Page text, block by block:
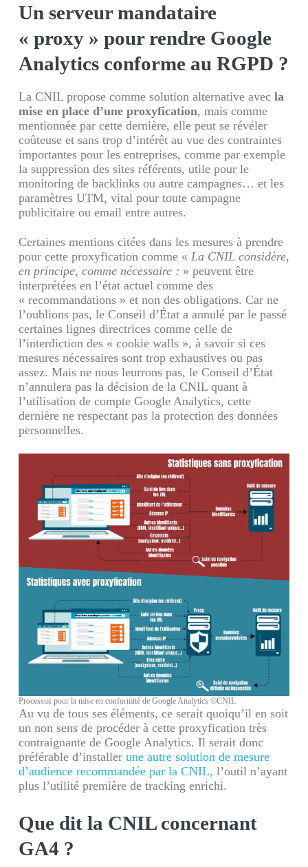
Un serveur mandataire
« proxy » pour rendre Google
Analytics conforme au RGPD ?
La CNIL propose comme solution alternative avec la
mise en place d’une proxyfication, mais comme
mentionnée par cette dernière, elle peut se révéler
coûteuse et sans trop d’intérêt au vue des contraintes
importantes pour les entreprises, comme par exemple
la suppression des sites référents, utile pour le
monitoring de backlinks ou autre campagnes… et les
paramètres UTM, vital pour toute campagne
publicitaire ou email entre autres.
Certaines mentions citées dans les mesures à prendre
pour cette proxyfication comme « La CNIL considère,
en principe, comme nécessaire : » peuvent être
interprétées en l’état actuel comme des
« recommandations » et non des obligations. Car ne
l’oublions pas, le Conseil d’État a annulé par le passé
certaines lignes directrices comme celle de
l’interdiction des « cookie walls », à savoir si ces
mesures nécessaires sont trop exhaustives ou pas
assez. Mais ne nous leurrons pas, le Conseil d’État
n’annulera pas la décision de la CNIL quant à
l’utilisation de compte Google Analytics, cette
dernière ne respectant pas la protection des données
personnelles.
Processus pour la mise en conformité de Google Analytics ©CNIL
Au vu de tous ses éléments, ce serait quoiqu’il en soit
un non sens de procéder à cette proxyfication très
contraignante de Google Analytics. Il serait donc
préférable d’installer une autre solution de mesure
d’audience recommandée par la CNIL, l’outil n’ayant
plus l’utilité première de tracking enrichi.
Que dit la CNIL concernant
GA4 ?